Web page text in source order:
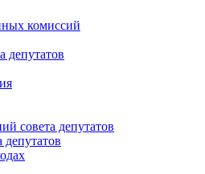
комиссий
депутатов
совета депутатов
депутатов